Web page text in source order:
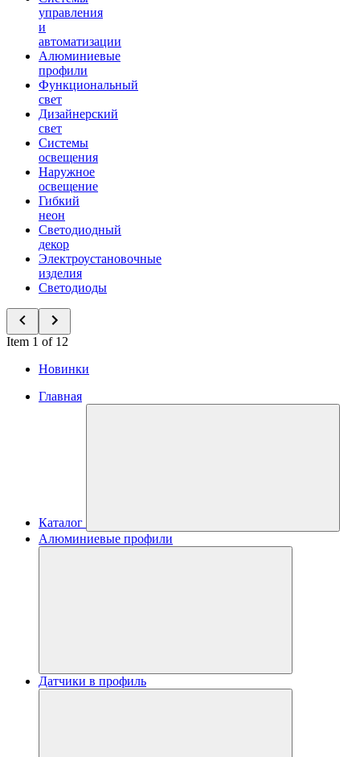
управления
и
автоматизации
Алюминиевые
профили
Функциональный
свет
Дизайнерский
свет
Системы
освещения
Наружное
освещение
Гибкий
неон
Светодиодный
декор
Электроустановочные
изделия
Светодиоды
Item 1 of 12
Новинки
Главная
Каталог
Алюминиевые профили
Датчики в профиль